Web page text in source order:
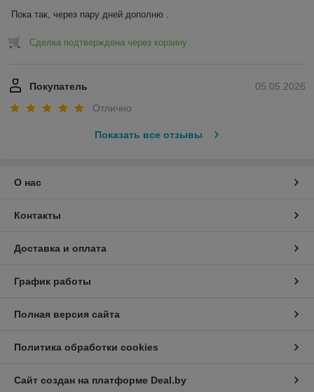
Пока так, через пару дней дополню .
Сделка подтверждена через корзину
05.05.2026
Покупатель
Отлично
Показать все отзывы
О нас
Контакты
Доставка и оплата
График работы
Полная версия сайта
Политика обработки cookies
Сайт создан на платформе Deal.by